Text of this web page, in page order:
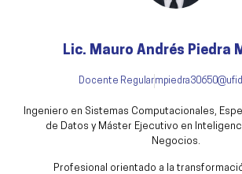
Lic. Mauro Andrés Piedra
Docente Regular
Ingeniero en Sistemas Computacionales,
de Datos y Máster Ejecutivo en
Negocios.
Profesional orientado a la